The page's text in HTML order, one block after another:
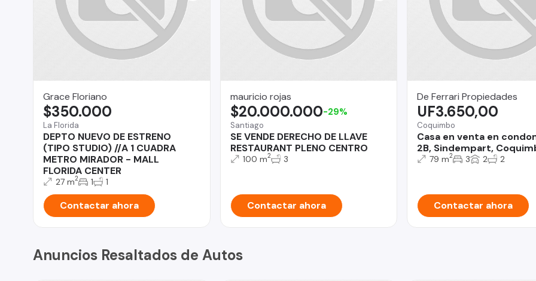
Grace Floriano
La Florida
DEPTO NUEVO DE ESTRENO
(TIPO STUDIO) //A 1 CUADRA
METRO MIRADOR - MALL
FLORIDA CENTER
$350.000
27 m2 1 1
Contactar ahora
mauricio rojas
Santiago
SE VENDE DERECHO DE LLAVE
RESTAURANT PLENO CENTRO
$20.000.000-29%
100 m2 3
Contactar ahora
De Ferrari Propiedades
Coquimbo
Casa en venta en
2B, Sindempart,
UF3.650,00
79 m2 3 2 2
Contactar ahora
Anuncios Resaltados de Autos